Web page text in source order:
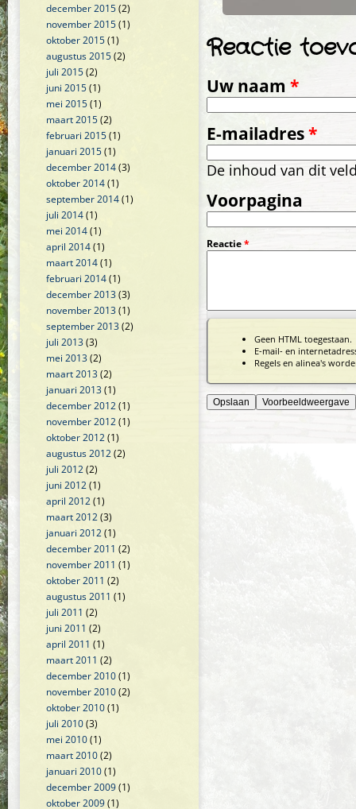
december 2015(2)
november 2015(1)
oktober 2015(1)
augustus 2015(2)
juli 2015(2)
juni 2015(1)
mei 2015(1)
maart 2015(2)
februari 2015(1)
januari 2015(1)
december 2014(3)
oktober 2014(1)
september 2014(1)
juli 2014(1)
mei 2014(1)
april 2014(1)
maart 2014(1)
februari 2014(1)
december 2013(3)
november 2013(1)
september 2013(2)
juli 2013(3)
mei 2013(2)
maart 2013(2)
januari 2013(1)
december 2012(1)
november 2012(1)
oktober 2012(1)
augustus 2012(2)
juli 2012(2)
juni 2012(1)
april 2012(1)
maart 2012(3)
januari 2012(1)
december 2011 (2)
november 2011 (1)
oktober 2011 (2)
augustus 2011 (1)
juli 2011 (2)
juni 2011 (2)
april 2011 (1)
maart 2011 (2)
december 2010(1)
november 2010(2)
oktober 2010(1)
juli 2010(3)
mei 2010(1)
maart 2010(2)
januari 2010(1)
december 2009(1)
oktober 2009(1)
Reactie
Uw naam *
E-mailadres*
De inhoud van dit
Voorpagina
Reactie*
Geen HTML toegestaan.
E-mail- en
Regels en alinea's